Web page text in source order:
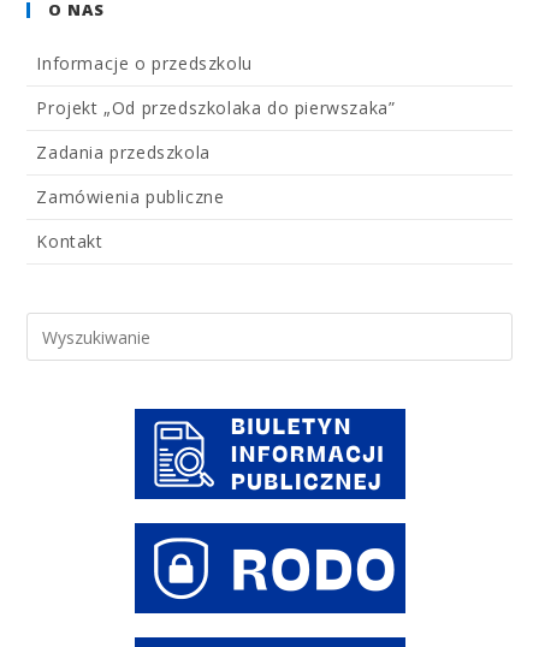
O NAS
Informacje o przedszkolu
Projekt „Od przedszkolaka do pierwszaka”
Zadania przedszkola
Zamówienia publiczne
Kontakt